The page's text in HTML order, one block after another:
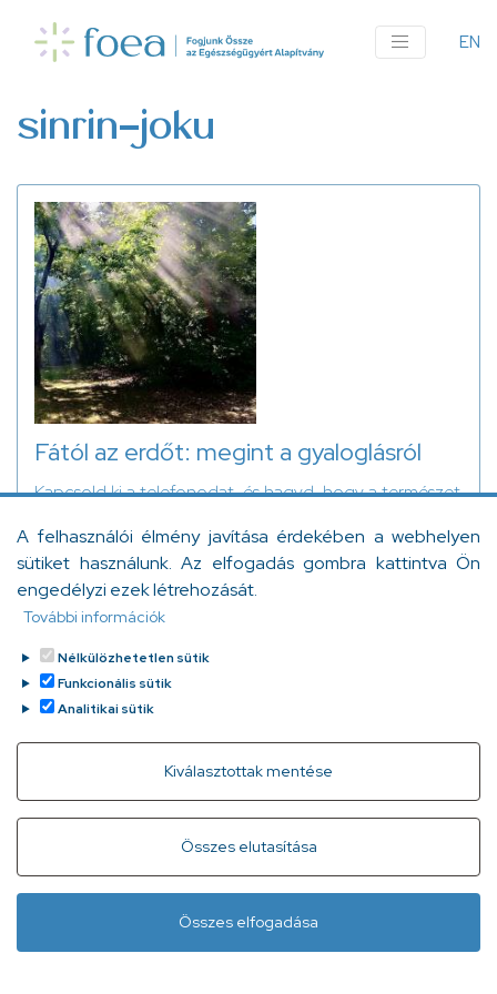
A felhasználói élmény javítása érdekében a webhelyen
sütiket használunk. Az elfogadás gombra kattintva Ön
engedélyzi ezek létrehozását.
További információk
Nélkülözhetetlen sütik
Funkcionális sütik
Analitikai sütik
Kiválasztottak mentése
Összes elutasítása
Withdraw consent
Összes elfogadása
tartalomra
EN
sinrin-joku
Fától az erdőt: megint a gyaloglásról
Kapcsold ki a telefonodat, és hagyd, hogy a természet
testedet és a tudatodat!” Szakmai blogunk új
bejegyzése is erről szól: az erdőterápiáról, az erdő, a fák
és a növények jótékony hatásáról szól.
Bödő Anita
Gyorslinkek
Adatvédelem Kapcsolat
+ 36 1 296 2556(normál díjas, 8:00-20:00 között
hívható)